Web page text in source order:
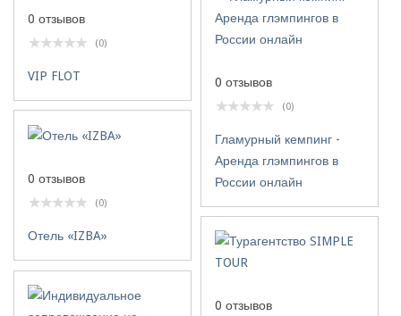
0 отзывов
(0)
VIP FLOT 0 отзывов
(0)
Гламурный кемпинг -
Аренда глэмпингов в
России онлайн
0 отзывов
(0)
Отель «IZBA»
0 отзывов